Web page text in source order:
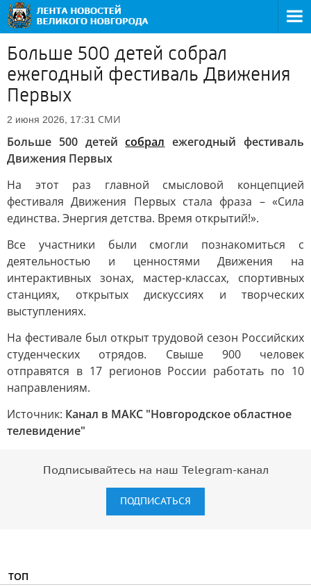
Больше 500 детей собрал
ежегодный фестиваль Движения
Первых
2 июня 2026, 17:31 СМИ
Больше 500 детейсобрал ежегодный фестиваль
Движения Первых
На этот раз главной смысловой концепцией
фестиваля Движения Первых стала фраза – «Сила
единства. Энергия детства. Время открытий!».
Все участники были смогли познакомиться с
деятельностью и ценностями Движения на
интерактивных зонах, мастер-классах, спортивных
станциях, открытых дискуссиях и творческих
выступлениях.
На фестивале был открыт трудовой сезон Российских
студенческих отрядов. Свыше 900 человек
отправятся в 17 регионов России работать по 10
направлениям.
Источник: Канал в МАКС "Новгородское областное
телевидение"
Подписывайтесь на наш Telegram-канал
ПОДПИСАТЬСЯ
ТОП